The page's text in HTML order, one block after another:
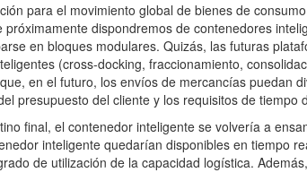
para el movimiento global de bienes de
próximamente dispondremos de contenedores
en bloques modulares. Quizás, las futuras
(cross-docking, fraccionamiento,
en el futuro, los envíos de mercancías puedan
presupuesto del cliente y los requisitos de tiempo
final, el contenedor inteligente se volvería a
inteligente quedarían disponibles en tiempo
de utilización de la capacidad logística.